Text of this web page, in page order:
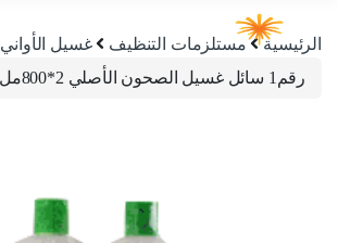
الرئيسية مستلزمات التنظيف
غسيل الأواني
رقم1 سائل غسيل الصحون الأصلي 2*800مل+400مل